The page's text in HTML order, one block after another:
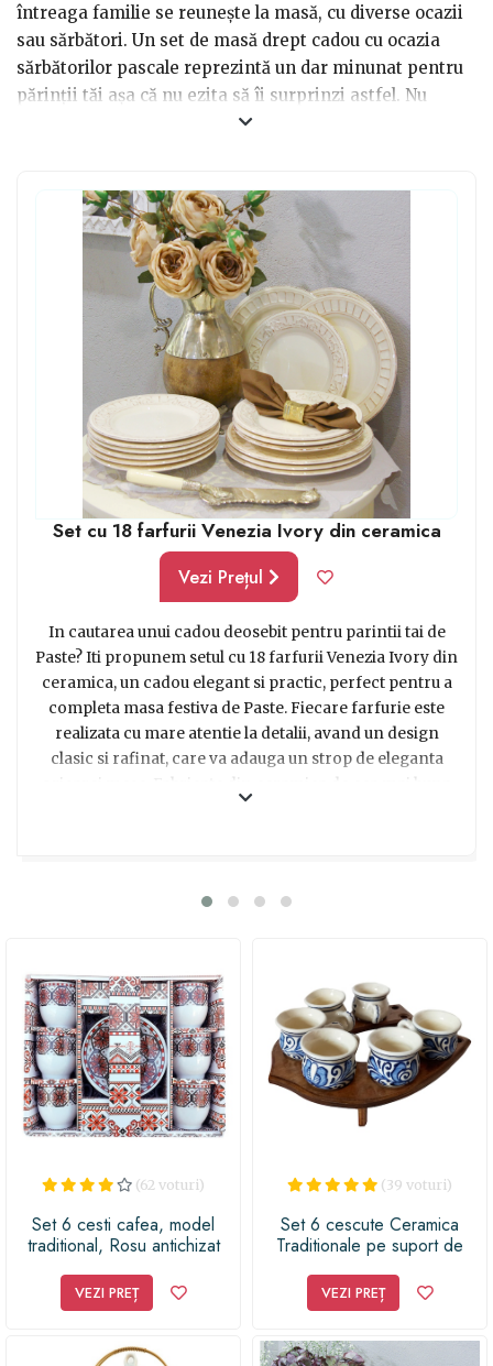
întreaga familie se reunește la masă, cu diverse ocazii
sau sărbători. Un set de masă drept cadou cu ocazia
sărbătorilor pascale reprezintă un dar minunat pentru
părinții tăi așa că nu ezita să îi surprinzi astfel. Nu
numai că acesta este un cadou extrem de util, dar
ocazie l-au primit. Dacă dorești să alegi un set de masă
de calitate, prețul poate fi un indicator important. De
asemenea, poți avea în vedere proveniența
materialelor din care setul este confecționat.
Set cu 18 farfurii Venezia Ivory din ceramica
Vezi Prețul
In cautarea unui cadou deosebit pentru parintii tai de
Paste? Iti propunem setul cu 18 farfurii Venezia Ivory din
ceramica, un cadou elegant si practic, perfect pentru a
completa masa festiva de Paste. Fiecare farfurie este
realizata cu mare atentie la detalii, avand un design
clasic si rafinat, care va adauga un strop de eleganta
perfecta pentru a aduce un plus de rafinament si stil in
(62 voturi)
Set 6 cesti cafea, model
traditional, Rosu antichizat
VEZI PREȚ
(39 voturi)
Set 6 cescute Ceramica
Traditionale pe suport de
ml
VEZI PREȚ